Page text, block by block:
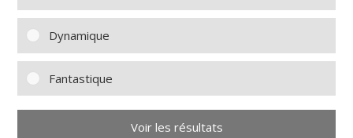
Dynamique
Fantastique
Voir les résultats